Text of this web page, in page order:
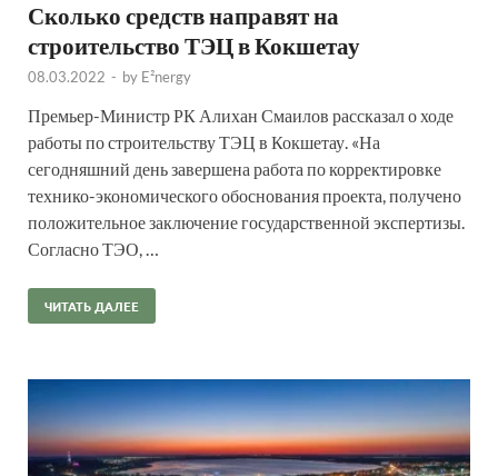
Сколько средств направят на
строительство ТЭЦ в Кокшетау
08.03.2022 - by E²nergy
Премьер-Министр РК Алихан Смаилов рассказал о ходе
работы по строительству ТЭЦ в Кокшетау. «На
сегодняшний день завершена работа по корректировке
технико-экономического обоснования проекта, получено
положительное заключение государственной экспертизы.
Согласно ТЭО, …
ЧИТАТЬ ДАЛЕЕ